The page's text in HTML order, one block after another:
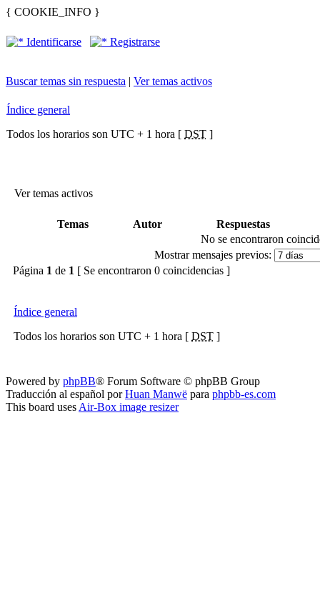
{ COOKIE_INFO }
Identificarse Registrarse
Buscar temas sin respuesta | Ver temas activos
Índice general
Todos los horarios son UTC + 1 hora [ DST ]
Ver temas activos
Temas Autor
Respuestas
No se encontraron
Mostrar mensajes previos:
Página 1 de 1 [ Se encontraron 0 coincidencias ]
Índice general
Todos los horarios son UTC + 1 hora [ DST ]
Powered by phpBB® Forum Software © phpBB Group
Traducción al español porHuan Manwë para phpbb-es.com
This board uses Air-Box image resizer